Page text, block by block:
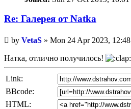
Re: Галерея от Natka
Unread
post
by VetaS » Mon 24 Apr 2023, 12:48
Натка, отлично получилось!
Link:
BBcode:
HTML: